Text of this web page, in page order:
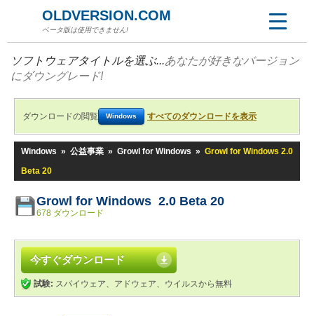
OLDVERSION.COM
ベータ版は使用できません!
ソフトウェアタイトルを選ぶ...あなたが好きなバージョン
にダウングレード!
ダウンロードの閲覧 Windows すべてのダウンロードを表示
Windows » 公益事業 » Growl for Windows » Growl for Windows 2.0
Beta 20
Growl for Windows 2.0 Beta 20
678 ダウンロード
今すぐダウンロード
試験: スパイウェア、アドウェア、ウイルスから無料